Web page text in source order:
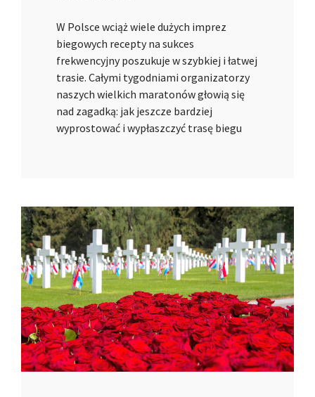
W Polsce wciąż wiele dużych imprez
biegowych recepty na sukces
frekwencyjny poszukuje w szybkiej i łatwej
trasie. Całymi tygodniami organizatorzy
naszych wielkich maratonów głowią się
nad zagadką: jak jeszcze bardziej
wyprostować i wypłaszczyć trasę biegu